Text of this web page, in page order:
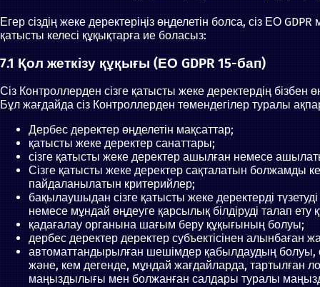
Егер сіздің жеке деректеріңіз өңделетін болса, сіз ЕО
қатысты келесі құқықтарға ие боласыз:
7.1 Қол жеткізу құқығы (ЕО GDPR 15-бап)
Сіз Контроллерден сізге қатысты жеке деректердің
Бұл жағдайда сіз Контроллерден төмендегілер туралы
Дербес деректер өңделетін мақсаттар;
қатысты жеке деректер санаттары;
сізге қатысты жеке деректер ашылған немесе
Сізге қатысты жеке деректер сақталатын болжамды
пайдаланылатын критерийлер;
бақылаушыдан сізге қатысты жеке деректерді
немесе мұндай өңдеуге қарсылық білдіруді талап
қадағалау органына шағым беру құқығының болуы;
дербес деректер деректер субъектісінен алынбаған
автоматтандырылған шешімдер қабылдаудың болуы,
және, кем дегенде, мұндай жағдайларда, тартылған
маңыздылығы мен болжанған салдары туралы